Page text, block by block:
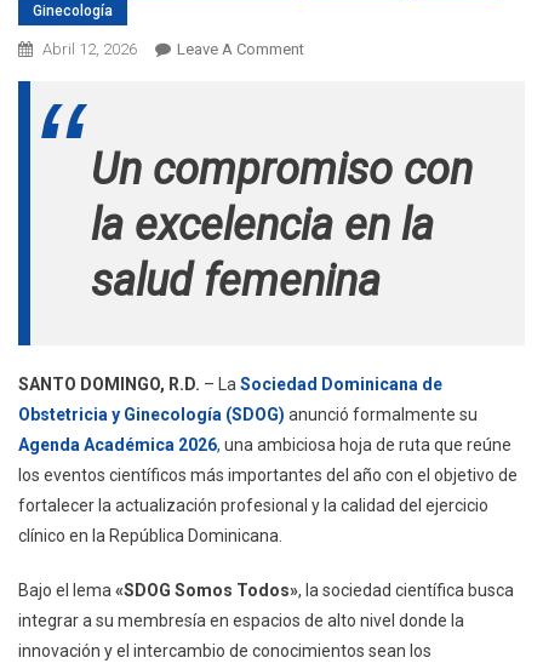
Ginecología
Abril 12, 2026 Leave A CommentOn
Agenda
Académica
2026
Un compromiso con
la excelencia en la
salud femenina
SANTO DOMINGO, R.D. – La Sociedad Dominicana de
Obstetricia y Ginecología (SDOG) anunció formalmente su
Agenda Académica 2026, una ambiciosa hoja de ruta que reúne
los eventos científicos más importantes del año con el objetivo de
fortalecer la actualización profesional y la calidad del ejercicio
clínico en la República Dominicana.
Bajo el lema «SDOG Somos Todos», la sociedad científica busca
integrar a su membresía en espacios de alto nivel donde la
innovación y el intercambio de conocimientos sean los